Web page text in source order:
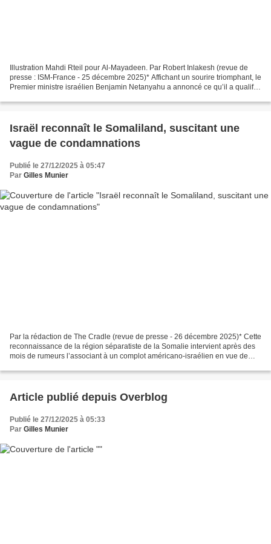
Illustration Mahdi Rteil pour Al-Mayadeen. Par Robert Inlakesh (revue de
presse : ISM-France - 25 décembre 2025)* Affichant un sourire triomphant, le
Premier ministre israélien Benjamin Netanyahu a annoncé ce qu’il a qualifié
Israël reconnaît le Somaliland, suscitant une
vague de condamnations
Publié le 27/12/2025 à 05:47
Par Gilles Munier
Par la rédaction de The Cradle (revue de presse - 26 décembre 2025)* Cette
reconnaissance de la région séparatiste de la Somalie intervient après des
mois de rumeurs l’associant à un complot américano-israélien en vue de
Article publié depuis Overblog
Publié le 27/12/2025 à 05:33
Par Gilles Munier